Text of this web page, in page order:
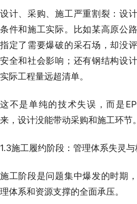
设计、采购、施工严重割裂：设
条件和施工实际。比如某高原公
指定了需要爆破的采石场，却没
安全和社会影响；还有钢结构设
实际工程量远超清单。
这不是单纯的技术失误，而是
来，设计没能带动采购和施工环节。
1.3施工履约阶段：管理体系失灵
施工阶段是问题集中爆发的时期
理体系和资源支撑的全面承压。